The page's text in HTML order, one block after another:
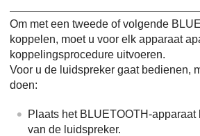
Om met een tweede of volgende
koppelen, moet u voor elk apparaat
koppelingsprocedure uitvoeren.
Voor u de luidspreker gaat bedienen,
doen:
Plaats het BLUETOOTH-apparaat
van de luidspreker.